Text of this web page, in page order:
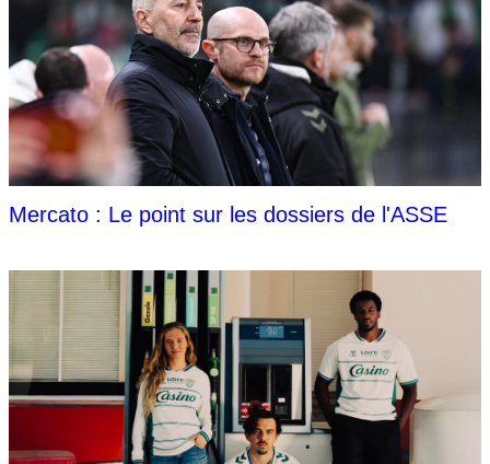
Mercato : Le point sur les dossiers de l'ASSE